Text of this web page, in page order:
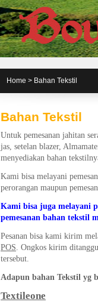
Home > Bahan Tekstil
Bahan Tekstil
Untuk pemesanan jahitan
jas, setelan blazer,
menyediakan bahan
Kami bisa melayani
perorangan maupun
Kami bisa juga melayani
pemesanan bahan tekstil
Pesanan bisa kami kirim
POS. Ongkos kirim
tersebut.
Adapun bahan Tekstil yg
Textileone